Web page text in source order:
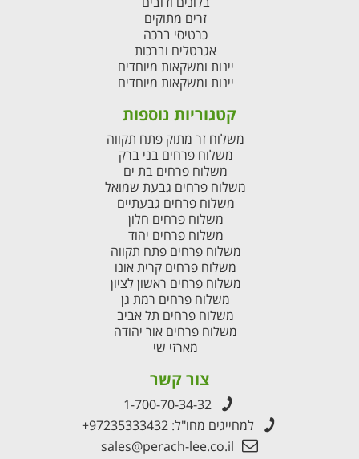
זרים מתוקים
כרטיסי ברכה
אגרטלים וברכות
יינות ומשקאות מיוחדים
יינות ומשקאות מיוחדים
קטגוריות נוספות
משלוח זר מתוק פתח תקווה
משלוח פרחים בני ברק
משלוח פרחים בת ים
משלוח פרחים גבעת שמואל
משלוח פרחים גבעתיים
משלוח פרחים חלון
משלוח פרחים יהוד
משלוח פרחים פתח תקווה
משלוח פרחים קרית אונו
משלוח פרחים ראשון לציון
משלוח פרחים רמת גן
משלוח פרחים תל אביב
משלוח פרחים אור יהודה
מארזי שי
צור קשר
1-700-70-34-32
למחייגים מחו"ל:+97235333432
sales@perach-lee.co.il